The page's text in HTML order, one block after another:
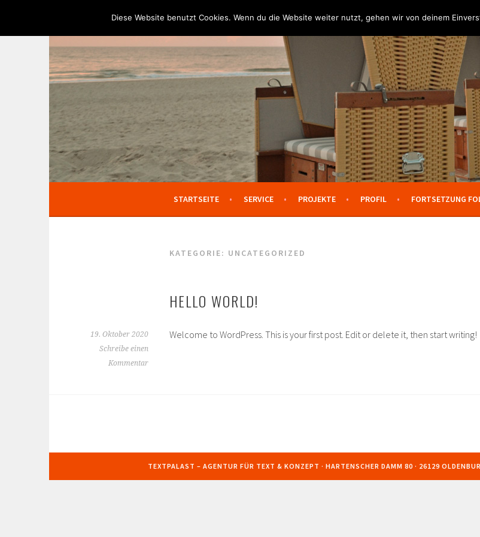
Inhalt
TEXTPALAST
AGENTUR FÜR TEXT & KONZEPT
STARTSEITE SERVICE PROJEKTE PROFIL FORTSETZUNG
KATEGORIE: UNCATEGORIZED
HELLO WORLD!
19. Oktober 2020
Schreibe einen
Kommentar
Welcome to WordPress. This is your first post. Edit or delete it, then start writing!
TEXTPALAST – AGENTUR FÜR TEXT & KONZEPT · HARTENSCHER DAMM 80 · 26129
Diese Website benutzt Cookies. Wenn du die Website weiter nutzt, gehen wir von deinem